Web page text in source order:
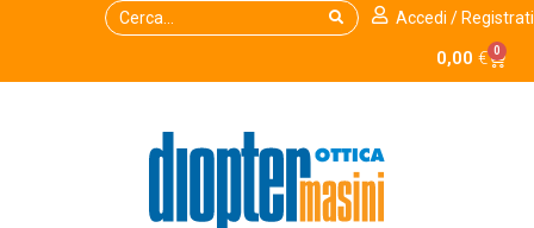
Accedi / Registrati
0,00 € 0